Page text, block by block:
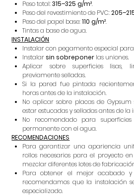
Peso total:315–325 g/m².
Peso del revestimiento de PVC:
Peso del papel base:110 g/m².
Tintas a base de agua.
INSTALACIÓN
Instalar con pegamento especial
Instalar sin sobreponer las uniones.
Aplicar sobre superficies lisas,
previamente selladas.
Si la pared fue pintada
horas antes de la instalación.
No aplicar sobre placas de
estar estucadas y selladas antes de la
No recomendado para
permanente con el agua.
RECOMENDACIONES
Para garantizar una apariencia
rollos necesarios para el proyecto
mezclar diferentes lotes de
Para obtener el mejor acabado
recomendamos que la instalación
especializado.